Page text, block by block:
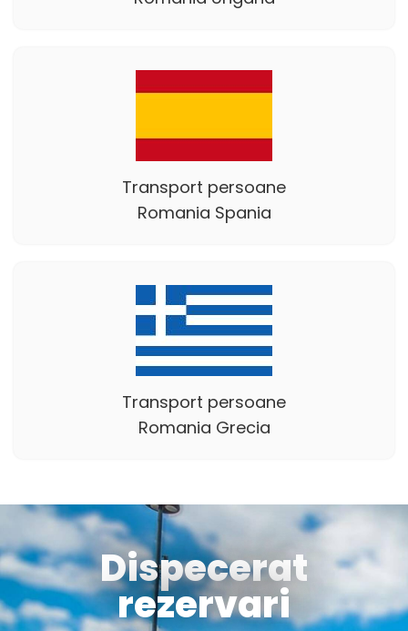
Transport persoane
Romania Spania
Transport persoane
Romania Grecia
Dispecerat
rezervari